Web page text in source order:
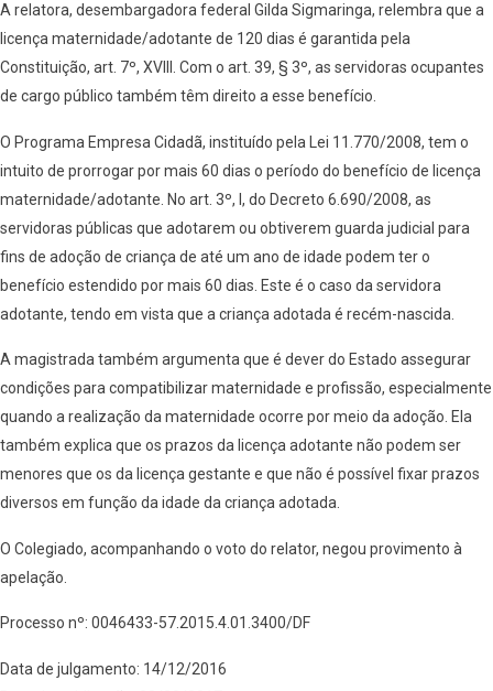
A relatora, desembargadora federal Gilda Sigmaringa, relembra que a
licença maternidade/adotante de 120 dias é garantida pela
Constituição, art. 7º, XVIII. Com o art. 39, § 3º, as servidoras ocupantes
de cargo público também têm direito a esse benefício.
O Programa Empresa Cidadã, instituído pela Lei 11.770/2008, tem o
intuito de prorrogar por mais 60 dias o período do benefício de licença
maternidade/adotante. No art. 3º, I, do Decreto 6.690/2008, as
servidoras públicas que adotarem ou obtiverem guarda judicial para
fins de adoção de criança de até um ano de idade podem ter o
benefício estendido por mais 60 dias. Este é o caso da servidora
adotante, tendo em vista que a criança adotada é recém-nascida.
A magistrada também argumenta que é dever do Estado assegurar
condições para compatibilizar maternidade e profissão, especialmente
quando a realização da maternidade ocorre por meio da adoção. Ela
também explica que os prazos da licença adotante não podem ser
menores que os da licença gestante e que não é possível fixar prazos
diversos em função da idade da criança adotada.
O Colegiado, acompanhando o voto do relator, negou provimento à
apelação.
Processo nº: 0046433-57.2015.4.01.3400/DF
Data de julgamento: 14/12/2016